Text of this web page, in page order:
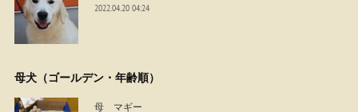
2022.04.20 04:24
母犬（ゴールデン・年齢順）
母 マギー